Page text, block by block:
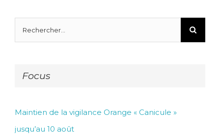
Rechercher:
Focus
Maintien de la vigilance Orange « Canicule »
jusqu’au 10 août